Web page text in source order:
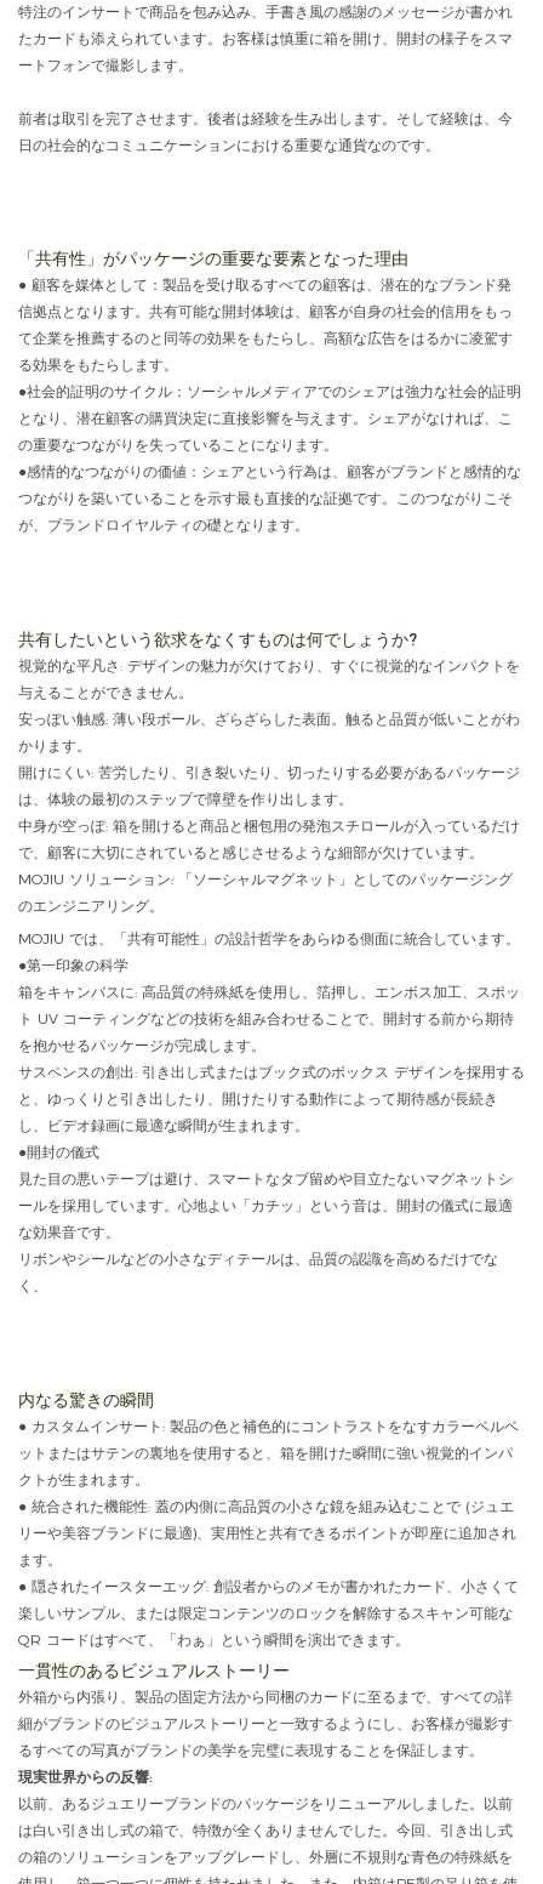
特注のインサートで商品を包み込み、手書き風の感謝のメッセージが書かれ
たカードも添えられています。お客様は慎重に箱を開け、開封の様子をスマ
ートフォンで撮影します。
前者は取引を完了させます。後者は経験を生み出します。そして経験は、今
日の社会的なコミュニケーションにおける重要な通貨なのです。
「共有性」がパッケージの重要な要素となった理由
● 顧客を媒体として：製品を受け取るすべての顧客は、潜在的なブランド発
信拠点となります。共有可能な開封体験は、顧客が自身の社会的信用をもっ
て企業を推薦するのと同等の効果をもたらし、高額な広告をはるかに凌駕す
る効果をもたらします。
●社会的証明のサイクル：ソーシャルメディアでのシェアは強力な社会的証明
となり、潜在顧客の購買決定に直接影響を与えます。シェアがなければ、こ
の重要なつながりを失っていることになります。
●感情的なつながりの価値：シェアという行為は、顧客がブランドと感情的な
つながりを築いていることを示す最も直接的な証拠です。このつながりこそ
が、ブランドロイヤルティの礎となります。
共有したいという欲求をなくすものは何でしょうか?
視覚的な平凡さ: デザインの魅力が欠けており、すぐに視覚的なインパクトを
与えることができません。
安っぽい触感: 薄い段ボール、ざらざらした表面。触ると品質が低いことがわ
かります。
開けにくい: 苦労したり、引き裂いたり、切ったりする必要があるパッケージ
は、体験の最初のステップで障壁を作り出します。
中身が空っぽ: 箱を開けると商品と梱包用の発泡スチロールが入っているだけ
で、顧客に大切にされていると感じさせるような細部が欠けています。
MOJIU ソリューション: 「ソーシャルマグネット」としてのパッケージング
のエンジニアリング。
MOJIU では、「共有可能性」の設計哲学をあらゆる側面に統合しています。
●第一印象の科学
箱をキャンバスに: 高品質の特殊紙を使用し、箔押し、エンボス加工、スポッ
ト UV コーティングなどの技術を組み合わせることで、開封する前から期待
を抱かせるパッケージが完成します。
サスペンスの創出: 引き出し式またはブック式のボックス デザインを採用する
と、ゆっくりと引き出したり、開けたりする動作によって期待感が長続き
し、ビデオ録画に最適な瞬間が生まれます。
●開封の儀式
見た目の悪いテープは避け、スマートなタブ留めや目立たないマグネットシ
ールを採用しています。心地よい「カチッ」という音は、開封の儀式に最適
な効果音です。
リボンやシールなどの小さなディテールは、品質の認識を高めるだけでな
く、
内なる驚きの瞬間
● カスタムインサート: 製品の色と補色的にコントラストをなすカラーベルベ
ットまたはサテンの裏地を使用すると、箱を開けた瞬間に強い視覚的インパ
クトが生まれます。
● 統合された機能性: 蓋の内側に高品質の小さな鏡を組み込むことで (ジュエ
リーや美容ブランドに最適)、実用性と共有できるポイントが即座に追加され
ます。
● 隠されたイースターエッグ: 創設者からのメモが書かれたカード、小さくて
楽しいサンプル、または限定コンテンツのロックを解除するスキャン可能な
QR コードはすべて、「わぁ」という瞬間を演出できます。
一貫性のあるビジュアルストーリー
外箱から内張り、製品の固定方法から同梱のカードに至るまで、すべての詳
細がブランドのビジュアルストーリーと一致するようにし、お客様が撮影す
るすべての写真がブランドの美学を完璧に表現することを保証します。
現実世界からの反響:
以前、あるジュエリーブランドのパッケージをリニューアルしました。以前
は白い引き出し式の箱で、特徴が全くありませんでした。今回、引き出し式
の箱のソリューションをアップグレードし、外層に不規則な青色の特殊紙を